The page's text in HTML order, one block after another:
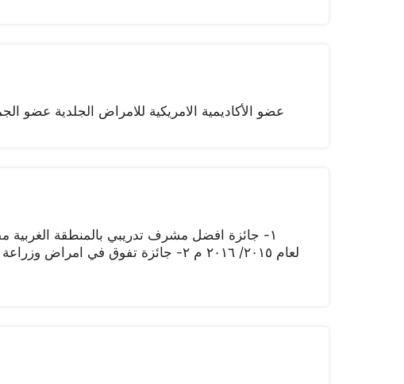
عضو الأكاديمية الامريكية للامراض الجلدية عضو
١- جائزة افضل مشرف تدريبي بالمنطقة الغربية
لعام ٢٠١٥/ ٢٠١٦ م ٢- جائزة تفوق في